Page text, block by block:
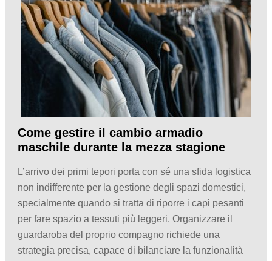
Come gestire il cambio armadio
maschile durante la mezza stagione
L’arrivo dei primi tepori porta con sé una sfida logistica
non indifferente per la gestione degli spazi domestici,
specialmente quando si tratta di riporre i capi pesanti
per fare spazio a tessuti più leggeri. Organizzare il
guardaroba del proprio compagno richiede una
strategia precisa, capace di bilanciare la funzionalità